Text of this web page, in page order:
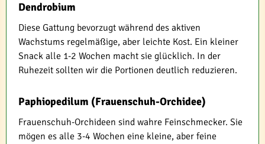
Dendrobium
Diese Gattung bevorzugt während des aktiven
Wachstums regelmäßige, aber leichte Kost. Ein kleiner
Snack alle 1-2 Wochen macht sie glücklich. In der
Ruhezeit sollten wir die Portionen deutlich reduzieren.
Paphiopedilum (Frauenschuh-Orchidee)
Frauenschuh-Orchideen sind wahre Feinschmecker. Sie
mögen es alle 3-4 Wochen eine kleine, aber feine